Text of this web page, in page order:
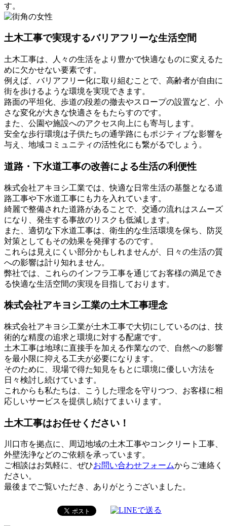
す。
土木工事で実現するバリアフリーな生活空間
土木工事は、人々の生活をより豊かで快適なものに変えるた
めに欠かせない要素です。
例えば、バリアフリー化に取り組むことで、高齢者が自由に
街を歩けるような環境を実現できます。
路面の平坦化、歩道の段差の撤去やスロープの設置など、小
さな変化が大きな快適さをもたらすのです。
また、公園や施設へのアクセス向上にも寄与します。
安全な歩行環境は子供たちの通学路にもポジティブな影響を
与え、地域コミュニティの活性化にも繋がるでしょう。
道路・下水道工事の改善による生活の利便性
株式会社アキヨシ工業では、快適な日常生活の基盤となる道
路工事や下水道工事にも力を入れています。
綺麗で整備された道路があることで、交通の流れはスムーズ
になり、発生する事故のリスクも低減します。
また、適切な下水道工事は、衛生的な生活環境を保ち、防災
対策としてもその効果を発揮するのです。
これらは見えにくい部分かもしれませんが、日々の生活の質
への影響は計り知れません。
弊社では、これらのインフラ工事を通じてお客様の満足でき
る快適な生活空間の実現を目指しております。
株式会社アキヨシ工業の土木工事理念
株式会社アキヨシ工業が土木工事で大切にしているのは、技
術的な精度の追求と環境に対する配慮です。
土木工事は地球に直接手を加える作業なので、自然への影響
を最小限に抑える工夫が必要になります。
そのために、現場で得た知見をもとに環境に優しい方法を
日々検討し続けています。
これからも私たちは、こうした理念を守りつつ、お客様に相
応しいサービスを提供し続けてまいります。
土木工事はお任せください！
川口市を拠点に、周辺地域の土木工事やコンクリート工事、
外壁洗浄などのご依頼を承っています。
ご相談はお気軽に、ぜひお問い合わせフォームからご連絡く
ださい。
最後までご覧いただき、ありがとうございました。